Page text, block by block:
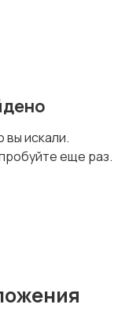
вы искали.
еще раз.